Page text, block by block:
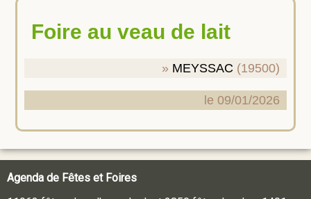
Foire au veau de lait
MEYSSAC (19500)
le 09/01/2026
Agenda de Fêtes et Foires